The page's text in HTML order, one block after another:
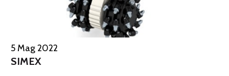
5 Mag 2022
SIMEX